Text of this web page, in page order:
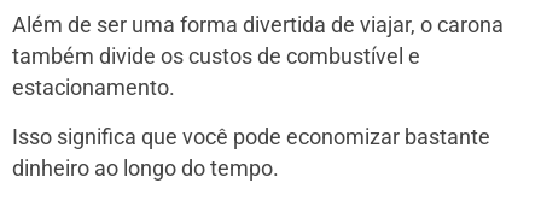
Além de ser uma forma divertida de viajar, o carona
também divide os custos de combustível e
estacionamento.
Isso significa que você pode economizar bastante
dinheiro ao longo do tempo.